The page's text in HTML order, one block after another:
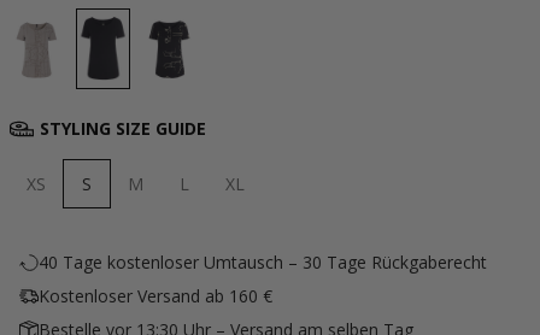
STYLING SIZE GUIDE
XS S M L XL
40 Tage kostenloser Umtausch – 30 Tage Rückgaberecht
Kostenloser Versand ab 160 €
Bestelle vor 13:30 Uhr – Versand am selben Tag